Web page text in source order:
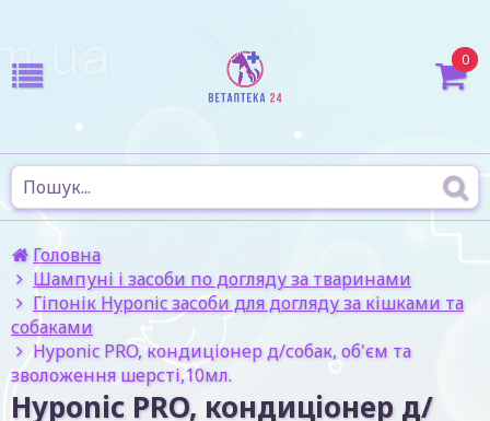
0
Головна
Шампуні і засоби по догляду за тваринами
Гіпонік Hyponic засоби для догляду за кішками та
собаками
Hyponic PRO, кондиціонер д/собак, об'єм та
зволоження шерсті,10мл.
Hyponic PRO, кондиціонер д/